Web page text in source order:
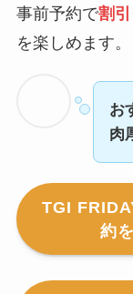
事前予約で割
を楽しめます。
お
肉
TGI
約